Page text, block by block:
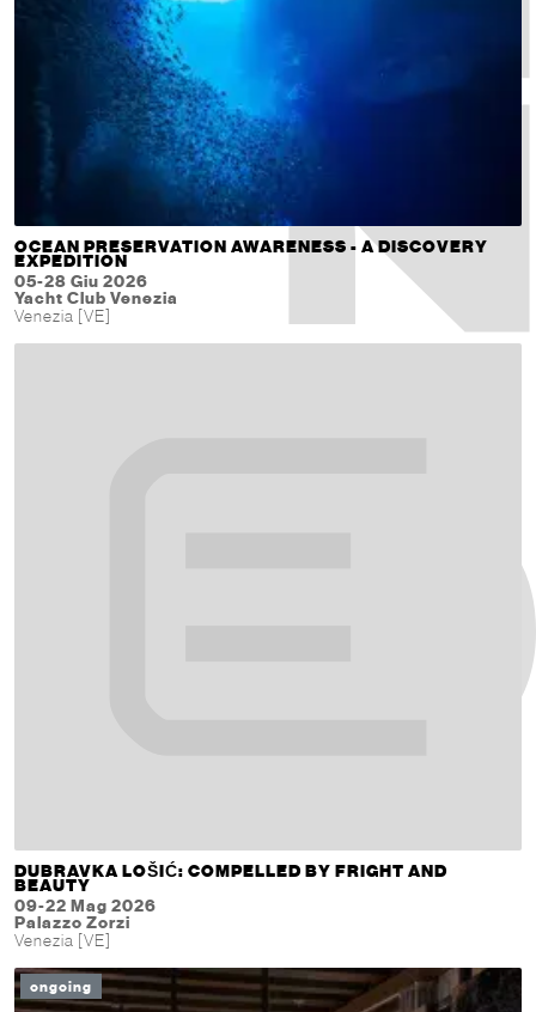
OCEAN PRESERVATION AWARENESS - A DISCOVERY
EXPEDITION
05-28 Giu 2026
Yacht Club Venezia
Venezia [VE]
DUBRAVKA LOŠIĆ: COMPELLED BY FRIGHT AND
BEAUTY
09-22 Mag 2026
Palazzo Zorzi
Venezia [VE]
ongoing